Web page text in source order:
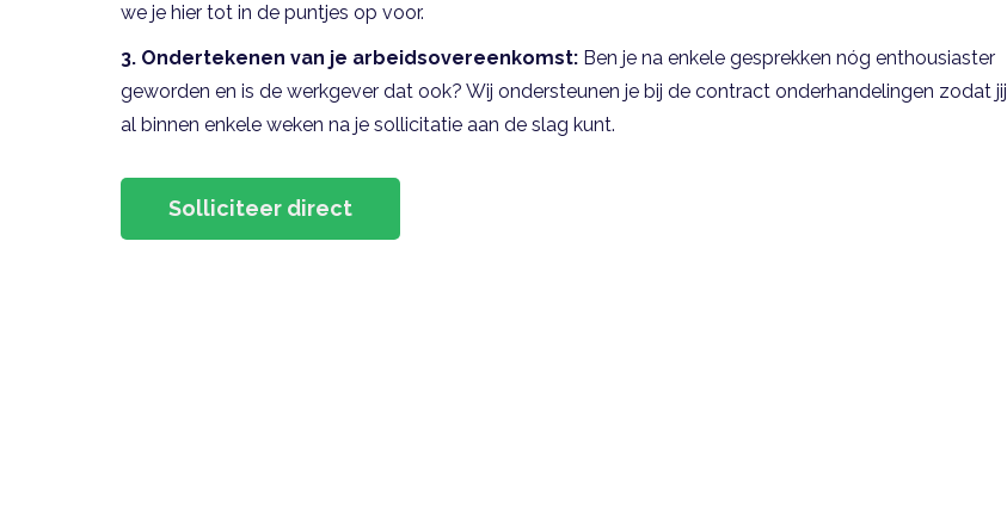
we je hier tot in de puntjes op voor.
3. Ondertekenen van je arbeidsovereenkomst: Ben je na enkele gesprekken nóg enthousiaster
geworden en is de werkgever dat ook? Wij ondersteunen je bij de contract onderhandelingen zodat jij
al binnen enkele weken na je sollicitatie aan de slag kunt.